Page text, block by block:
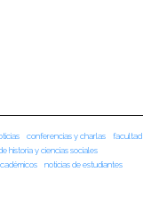
conferencias y charlas
facultad
historia y ciencias sociales
noticias de estudiantes